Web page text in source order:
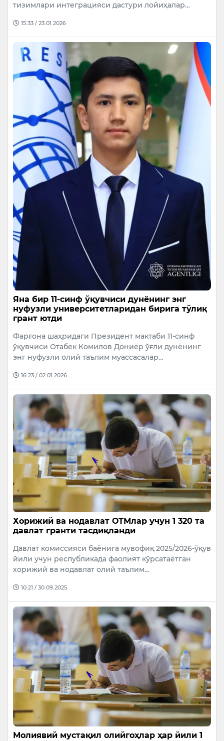
тизимлари интеграцияси дастури лойиҳалар…
15:33 / 23.01.2026
Яна бир 11-синф ўқувчиси дунёнинг энг
нуфузли университетларидан бирига тўлиқ
грант ютди
Фарғона шаҳридаги Президент мактаби 11-синф
ўқувчиси Отабек Комилов Дониёр ўғли дунёнинг
энг нуфузли олий таълим муассасалар…
16:23 / 02.01.2026
Хорижий ва нодавлат ОТМлар учун 1 320 та
давлат гранти тасдиқланди
Давлат комиссияси баёнига мувофиқ 2025/2026-ўқув
йили учун республикада фаолият кўрсатаётган
хорижий ва нодавлат олий таълим…
10:21 / 30.09.2025
Молиявий мустақил олийгоҳлар ҳар йили 1